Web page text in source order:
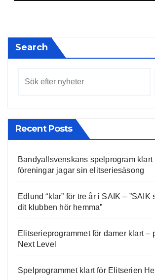
Search
Recent Posts
Bandyallsvenskans spelprogram klart
föreningar jagar sin elitseriesäsong
Edlund “klar” för tre år i SAIK – ”SAIK
dit klubben hör hemma”
Elitserieprogrammet för damer klart –
Next Level
Spelprogrammet klart för Elitserien